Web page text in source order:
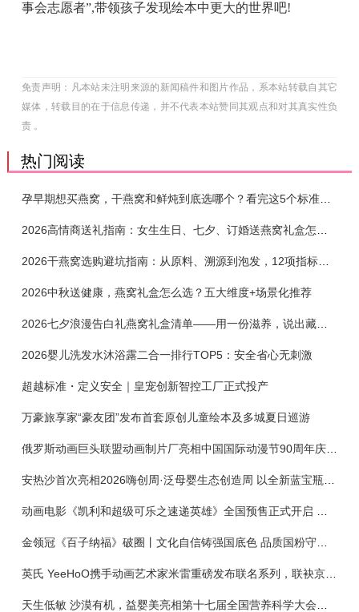
事会志愿者”,带领孩子发现绘本中更大的世界吧!
免责声明：凡本站未注明来源的新闻稿件和图片作品，系本站转载自其它
媒体，转载目的在于信息传递，并不代表本站赞同其观点和对其真实性负
责 。
热门阅读
孕早期想买燕窝，干燕窝和鲜炖到底选哪个？看完这5个标准再下单
2026干燕窝选购避坑指南：从原料、溯源到泡发，12项指标判断靠谱燕窝
2026中秋送健康，燕窝礼盒怎么选？五大维度+场景化推荐
2026七夕浪漫告白礼燕窝礼盒清单——用一份滋养，说出藏在心底的爱
2026婴儿洗发水沐浴露二合一排行TOP5：安全省心无刺激
超越标准・定义安全｜皇宠创新智控工厂正式投产
万豪旅享家“豪友团”发布首套原创儿童绘本及多城夏日巡游
俄罗斯动画巨头联盟动画制片厂亮相中国国际动漫节90周年庆开启中国之旅新篇章
金领冠《百子纳福》破圈丨文化自信铸强国底色 品质国粉守护新生
英氏 YeeHoO携手动画艺术家米雷重磅发布联名系列，联袂京东深化全渠道战略